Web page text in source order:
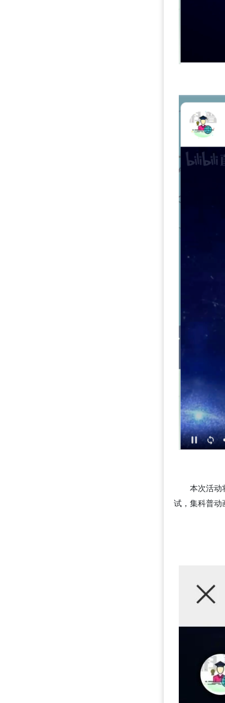
本次活动
试，集科普动